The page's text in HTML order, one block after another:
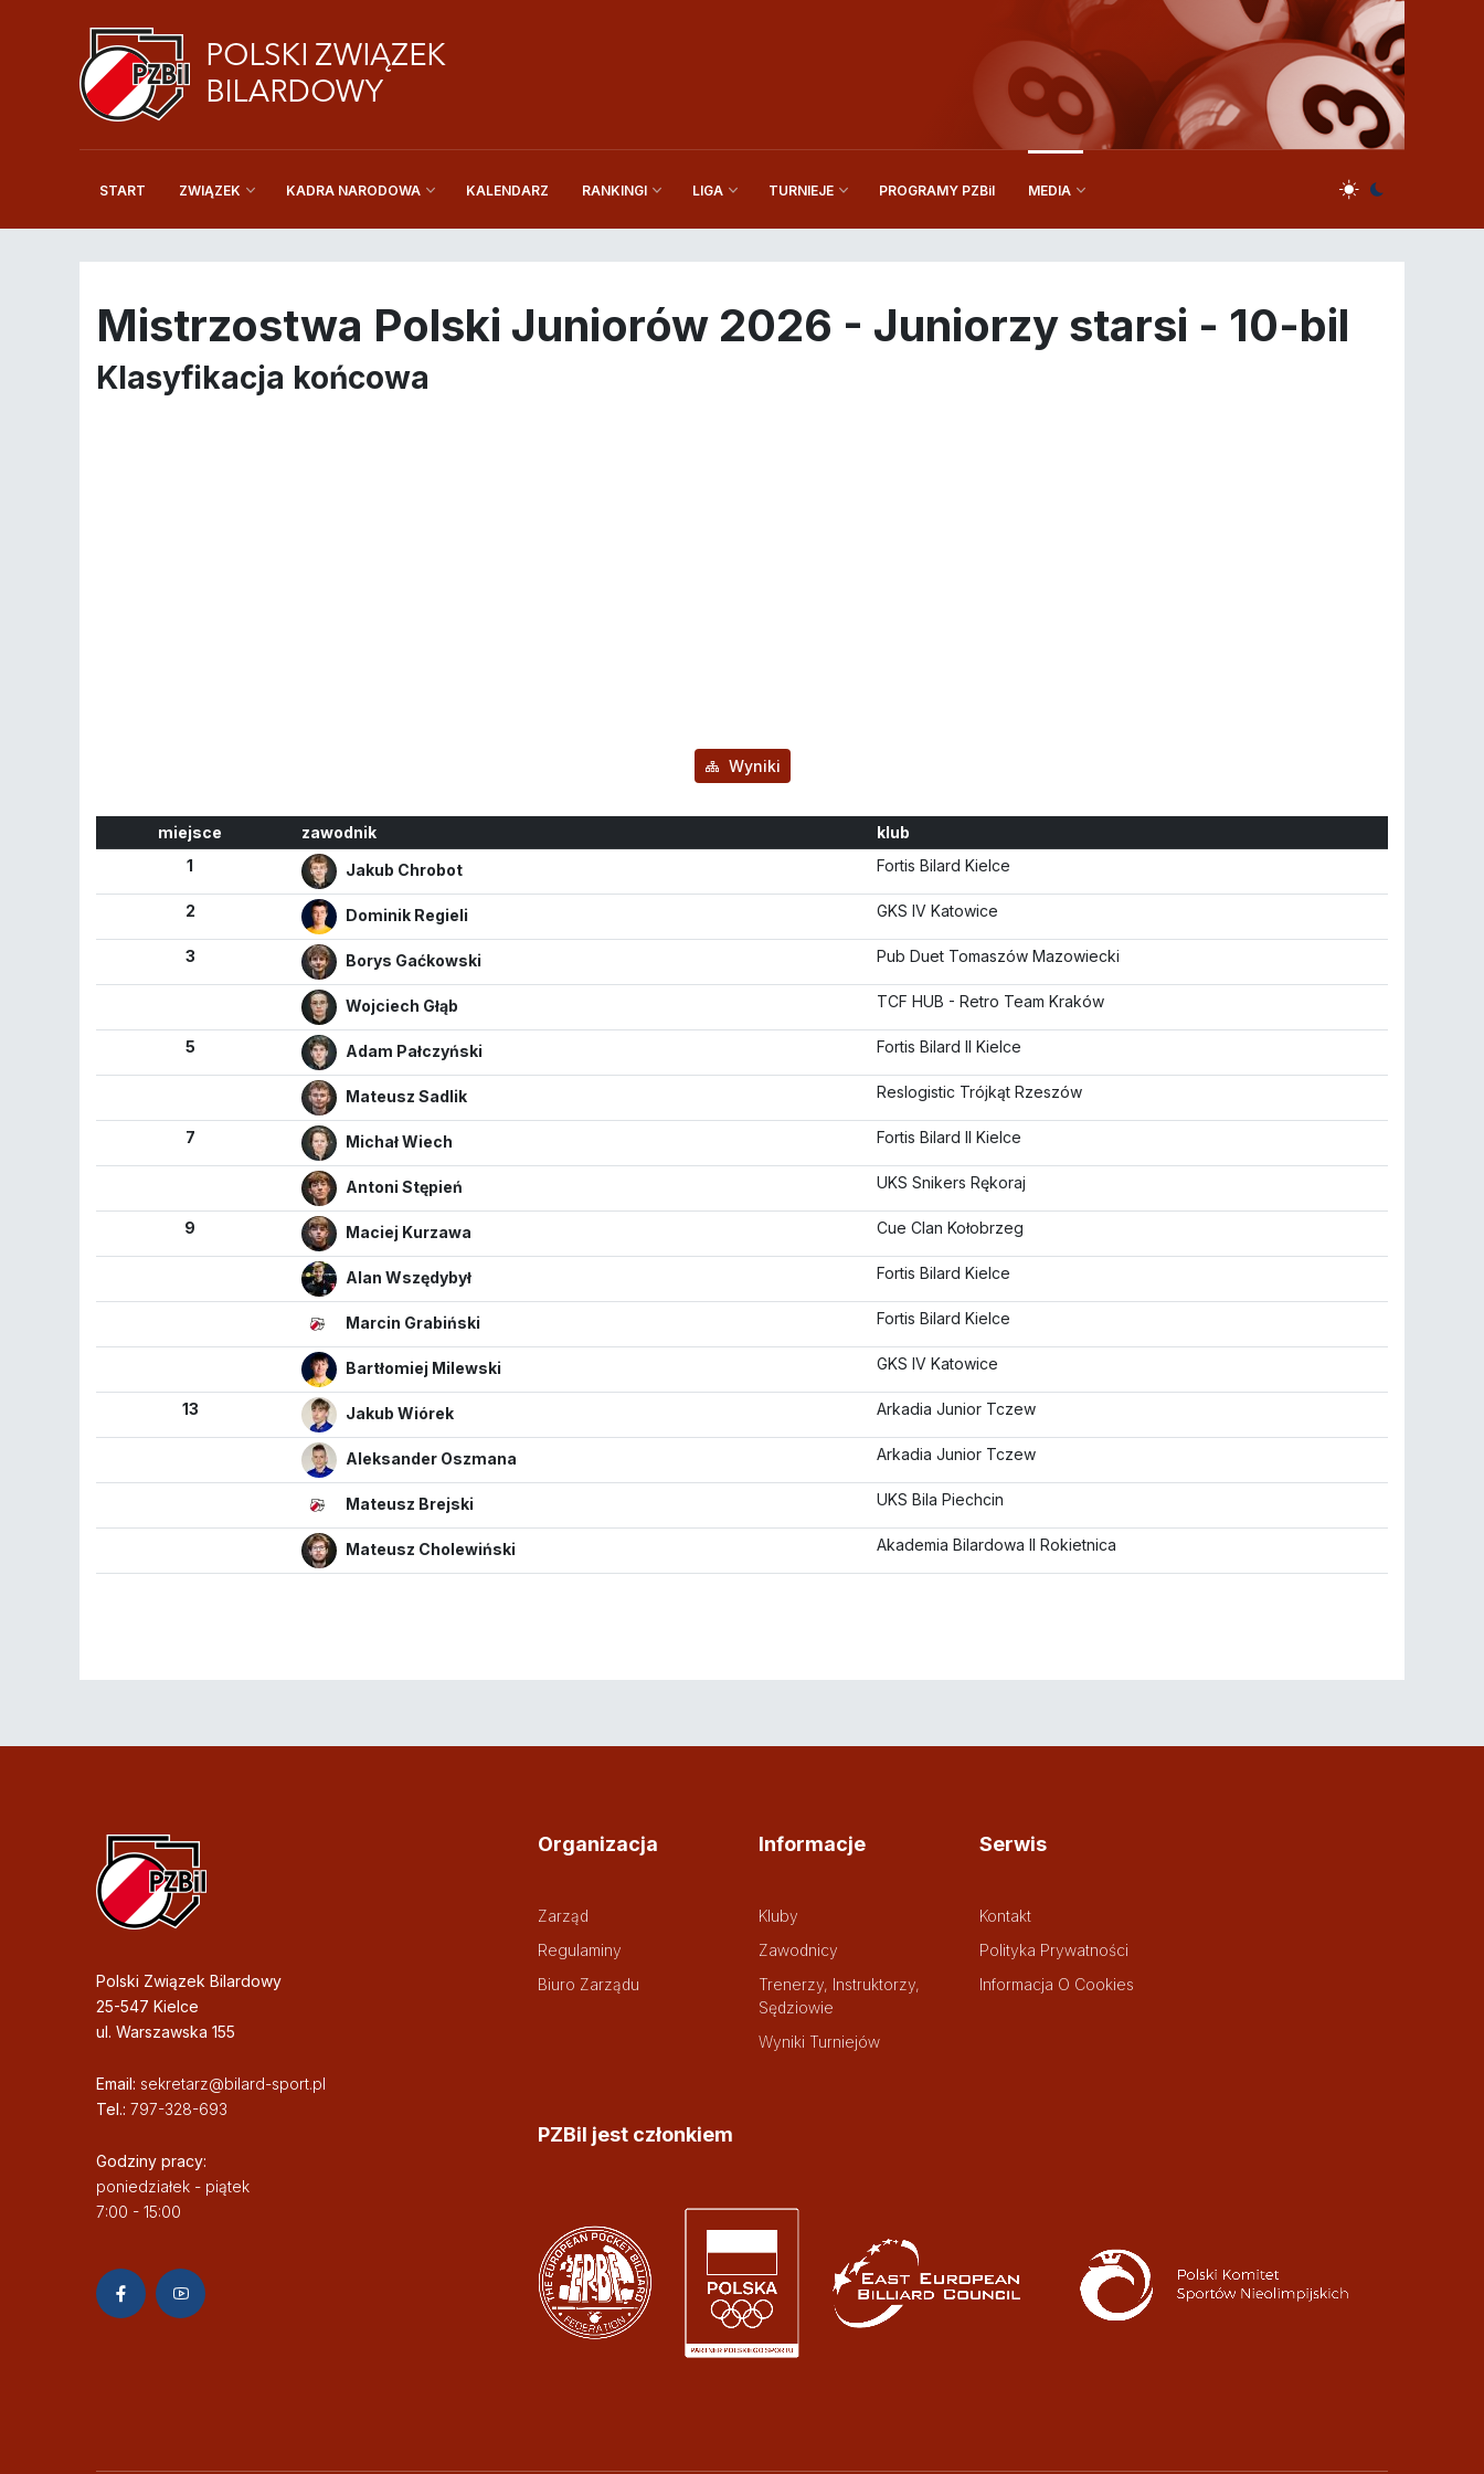
START ZWIĄZEK KADRA NARODOWA KALENDARZ RANKINGI LIGA TURNIEJE PROGRAMY PZBil MEDIA
Mistrzostwa Polski Juniorów 2026 - Juniorzy starsi - 10-bil
Klasyfikacja końcowa
Wyniki
miejsce zawodnik
klub
1
Jakub Chrobot Fortis Bilard Kielce
2 Dominik Regieli GKS IV Katowice
3 Borys Gaćkowski Pub Duet Tomaszów Mazowiecki
Wojciech Głąb TCF HUB - Retro Team Kraków
5 Adam Pałczyński Fortis Bilard II Kielce
Mateusz Sadlik Reslogistic Trójkąt Rzeszów
7 Michał Wiech Fortis Bilard II Kielce
Antoni Stępień UKS Snikers Rękoraj
9 Maciej Kurzawa Cue Clan Kołobrzeg
Alan Wszędybył Fortis Bilard Kielce
Marcin Grabiński Fortis Bilard Kielce
Bartłomiej Milewski GKS IV Katowice
13 Jakub Wiórek Arkadia Junior Tczew
Aleksander Oszmana Arkadia Junior Tczew
Mateusz Brejski UKS Bila Piechcin
Mateusz Cholewiński Akademia Bilardowa II Rokietnica
Polski Związek Bilardowy
25-547 Kielce
ul. Warszawska 155
Email: sekretarz@bilard-sport.pl
Tel.: 797-328-693
Godziny pracy:
poniedziałek - piątek
7:00 - 15:00
Organizacja
Zarząd
Regulaminy
Biuro Zarządu
Informacje
Kluby
Zawodnicy
Trenerzy, Instruktorzy,
Sędziowie
Wyniki Turniejów
Serwis
Kontakt
Polityka Prywatności
Informacja O Cookies
PZBil jest członkiem